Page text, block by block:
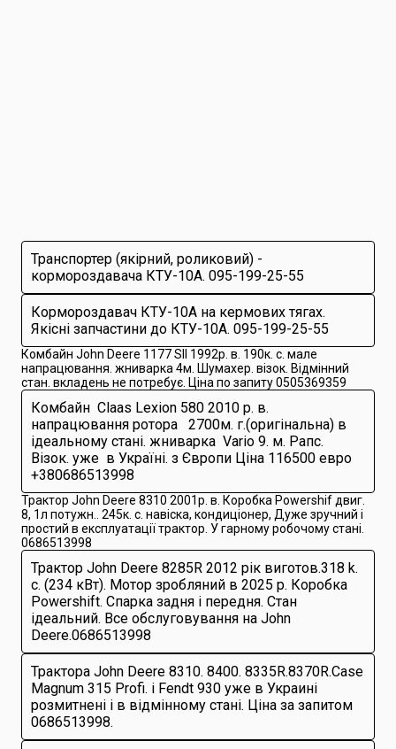
Транспортер (якірний, роликовий) -
кормороздавача КТУ-10А. 095-199-25-55
Кормороздавач КТУ-10А на кермових тягах.
Якісні запчастини до КТУ-10А. 095-199-25-55
Комбайн John Deere 1177 SII 1992р. в. 190к. с. мале
напрацювання. жниварка 4м. Шумахер. візок. Відмінний
стан. вкладень не потребує. Ціна по запиту 0505369359
Комбайн Claas Lexion 580 2010 р. в.
напрацювання ротора 2700м. г.(оригінальна) в
ідеальному стані. жниварка Vario 9. м. Рапс.
Візок. уже в Українi. з Європи Ціна 116500 евро
+380686513998
Трактор John Deere 8310 2001р. в. Коробка Рowershif двиг.
8, 1л потужн.. 245к. с. навіска, кондиціонер, Дуже зручний і
простий в експлуатації трактор. У гарному робочому стані.
0686513998
Трактор John Deere 8285R 2012 рік виготов.318 k.
с. (234 кВт). Мотор зробляний в 2025 р. Коробка
Powershift. Спарка задня і передня. Стан
ідеальний. Все обслуговування на John
Deere.0686513998
Трактора John Deere 8310. 8400. 8335R.8370R.Case
Magnum 315 Profi. i Fendt 930 уже в Украині
розмитнені і в відмінному стані. Ціна за запитом
0686513998.